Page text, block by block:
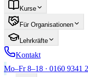
Kurse
Für Organisationen
Lehrkräfte
Kontakt
Mo–Fr 8–18 · 0160 9341